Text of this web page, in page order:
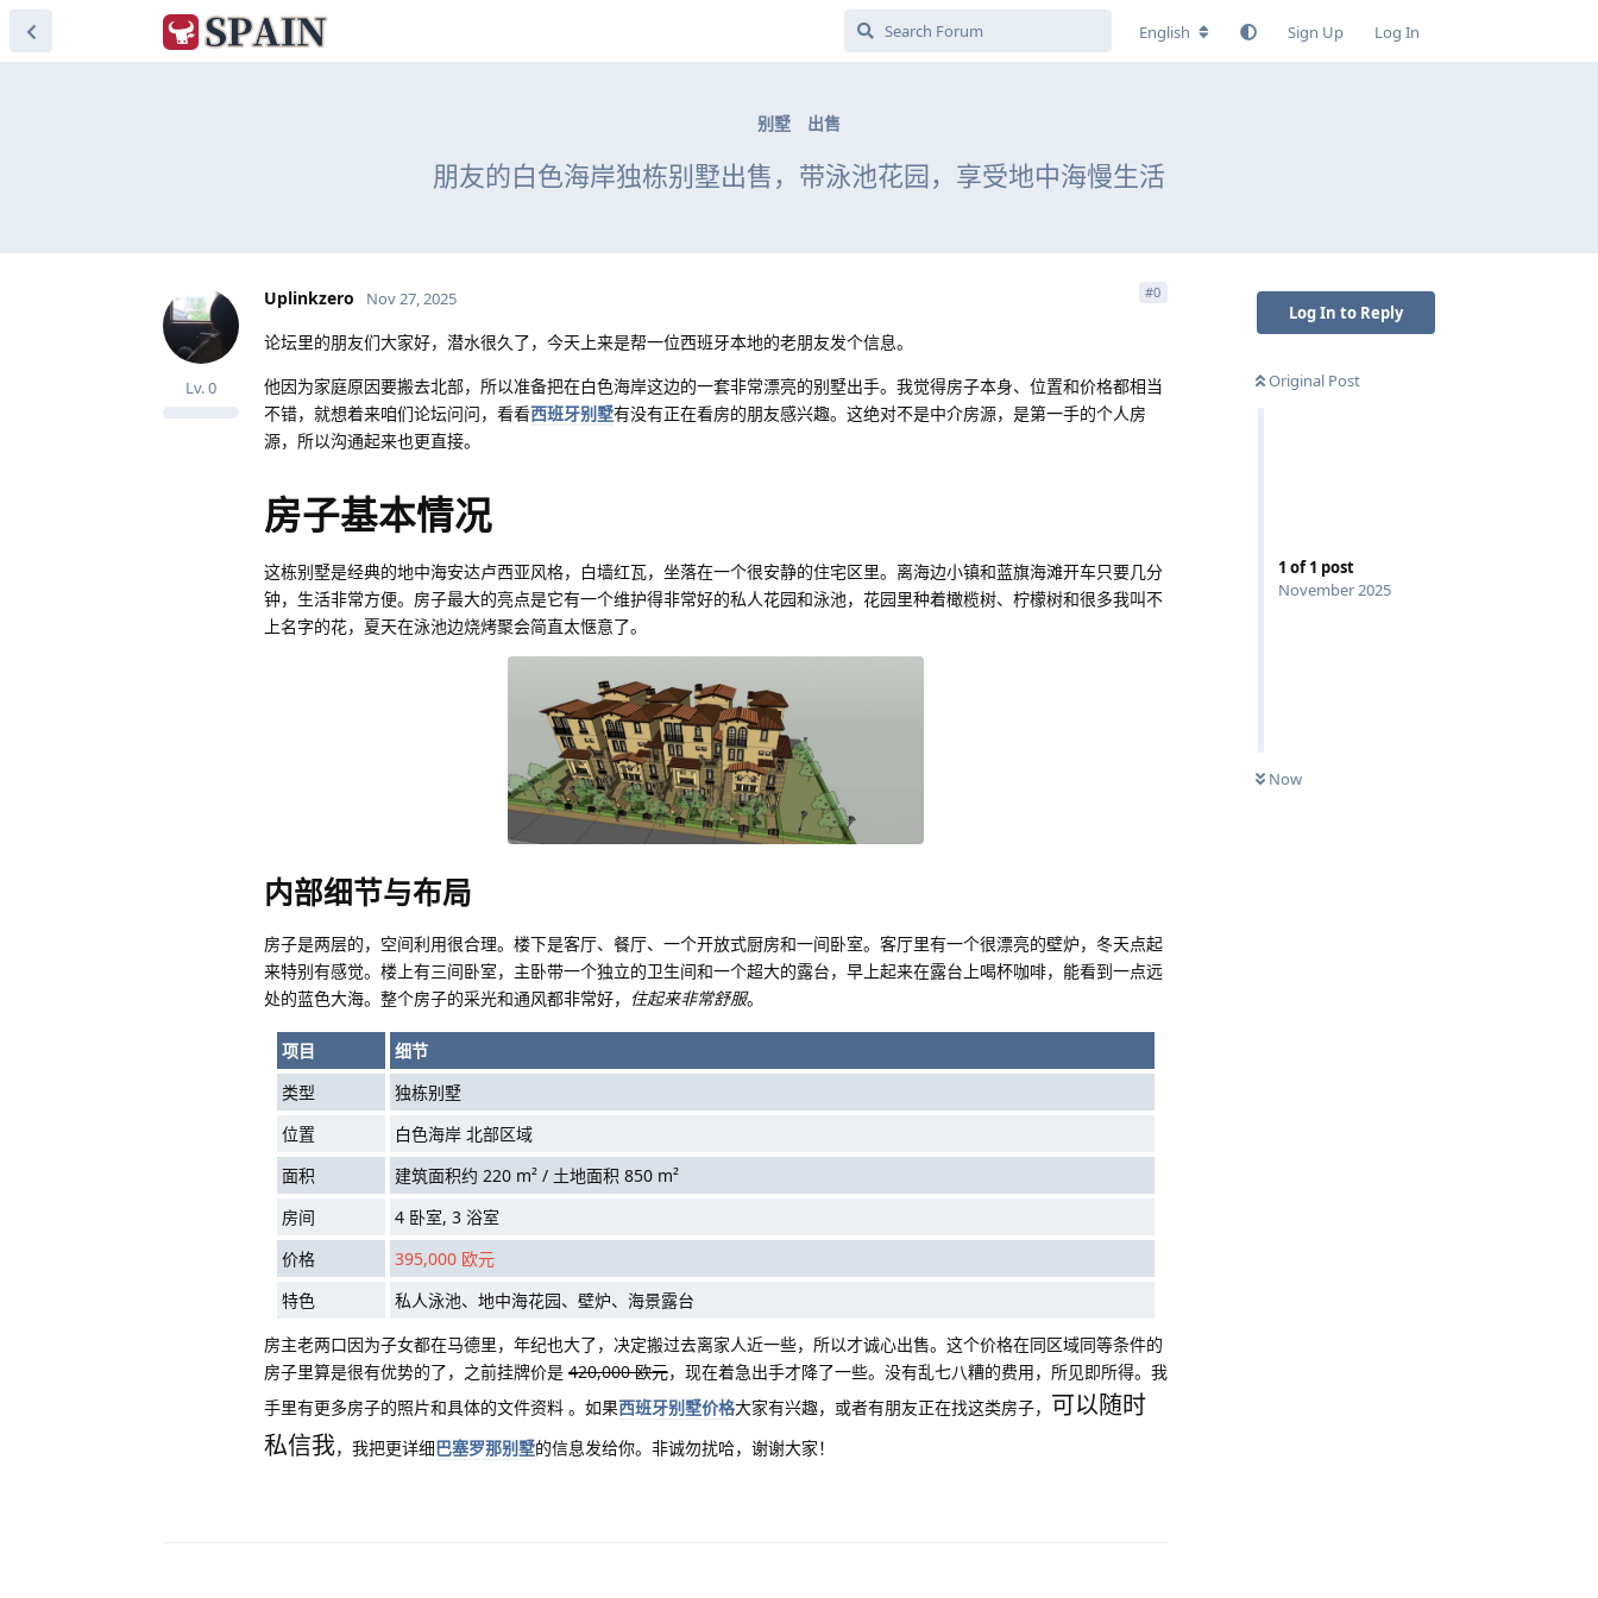
English Sign Up Log In
别墅 出售
朋友的白色海岸独栋别墅出售，带泳池花园，享受地中海慢生活
Log In to Reply
Original Post
1 of1 post
November 2025
Now
Uplinkzero
Lv.0
Nov 27, 2025 #0
论坛里的朋友们大家好，潜水很久了，今天上来是帮一位西班牙本地的老朋友发个信息。
他因为家庭原因要搬去北部，所以准备把在白色海岸这边的一套非常漂亮的别墅出手。我觉得房子本身、位置和价格都相当
不错，就想着来咱们论坛问问，看看西班牙别墅有没有正在看房的朋友感兴趣。这绝对不是中介房源，是第一手的个人房
源，所以沟通起来也更直接。
房子基本情况
这栋别墅是经典的地中海安达卢西亚风格，白墙红瓦，坐落在一个很安静的住宅区里。离海边小镇和蓝旗海滩开车只要几分
钟，生活非常方便。房子最大的亮点是它有一个维护得非常好的私人花园和泳池，花园里种着橄榄树、柠檬树和很多我叫不
上名字的花，夏天在泳池边烧烤聚会简直太惬意了。
内部细节与布局
房子是两层的，空间利用很合理。楼下是客厅、餐厅、一个开放式厨房和一间卧室。客厅里有一个很漂亮的壁炉，冬天点起
来特别有感觉。楼上有三间卧室，主卧带一个独立的卫生间和一个超大的露台，早上起来在露台上喝杯咖啡，能看到一点远
处的蓝色大海。整个房子的采光和通风都非常好， 住起来非常舒服。
项目
细节
类型
独栋别墅
位置
白色海岸 北部区域
面积
建筑面积约 220 m² / 土地面积 850 m²
房间
4 卧室, 3 浴室
价格
395,000 欧元
特色
私人泳池、地中海花园、壁炉、海景露台
房主老两口因为子女都在马德里，年纪也大了，决定搬过去离家人近一些，所以才诚心出售。这个价格在同区域同等条件的
房子里算是很有优势的了，之前挂牌价是 420,000 欧元，现在着急出手才降了一些。没有乱七八糟的费用，所见即所得。我
手里有更多房子的照片和具体的文件资料 。如果西班牙别墅价格大家有兴趣，或者有朋友正在找这类房子， 可以随时
私信我，我把更详细巴塞罗那别墅的信息发给你。非诚勿扰哈，谢谢大家！